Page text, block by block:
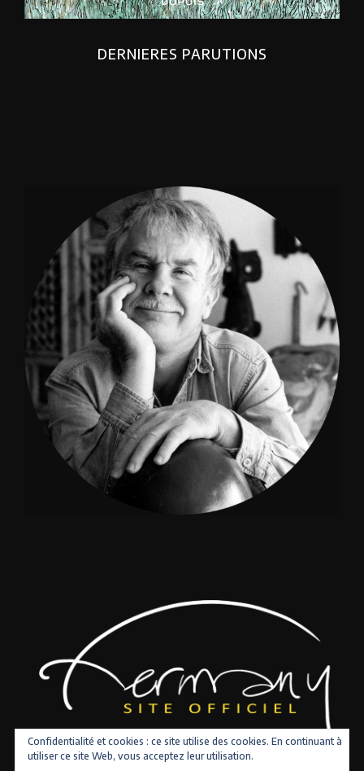
DERNIERES PARUTIONS
Confidentialité et cookies : ce site utilise des cookies. En continuant à
utiliser ce site Web, vous acceptez leur utilisation.